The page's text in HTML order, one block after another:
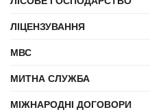
ЛІЦЕНЗУВАННЯ
МВС
МИТНА СЛУЖБА
МІЖНАРОДНІ ДОГОВОРИ